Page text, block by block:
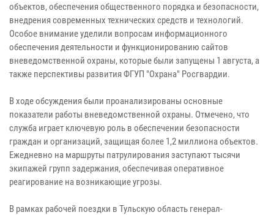
объектов, обеспечения общественного порядка и безопасности,
внедрения современных технических средств и технологий.
Особое внимание уделили вопросам информационного
обеспечения деятельности и функционированию сайтов
вневедомственной охраны, которые были запущены 1 августа, а
также перспективы развития ФГУП "Охрана" Росгвардии.
В ходе обсуждения были проанализированы основные
показатели работы вневедомственной охраны. Отмечено, что
служба играет ключевую роль в обеспечении безопасности
граждан и организаций, защищая более 1,2 миллиона объектов.
Ежедневно на маршруты патрулирования заступают тысячи
экипажей групп задержания, обеспечивая оперативное
реагирование на возникающие угрозы.
В рамках рабочей поездки в Тульскую область генерал-